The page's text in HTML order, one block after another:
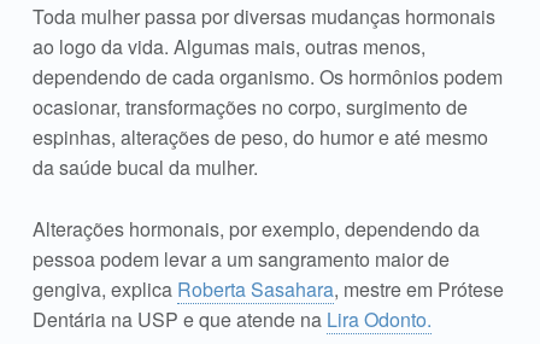
Toda mulher passa por diversas mudanças hormonais
ao logo da vida. Algumas mais, outras menos,
dependendo de cada organismo. Os hormônios podem
ocasionar, transformações no corpo, surgimento de
espinhas, alterações de peso, do humor e até mesmo
da saúde bucal da mulher.
Alterações hormonais, por exemplo, dependendo da
pessoa podem levar a um sangramento maior de
gengiva, explica Roberta Sasahara, mestre em Prótese
Dentária na USP e que atende na Lira Odonto.